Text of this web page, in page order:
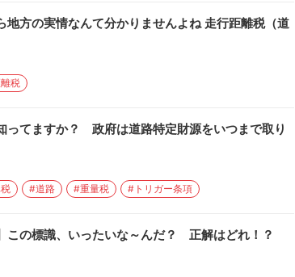
地方の実情なんて分かりませんよね 走行距離税（道
税
ってますか？ 政府は道路特定財源をいつまで取り
#道路 #重量税 #トリガー条項
この標識、いったいな～んだ？ 正解はどれ！？